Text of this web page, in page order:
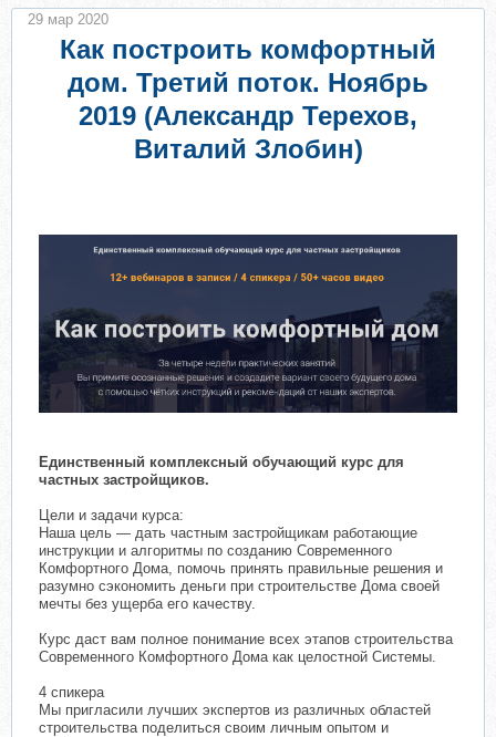
Как построить комфортный
дом. Третий поток. Ноябрь
2019 (Александр Терехов,
Виталий Злобин)
Единственный комплексный обучающий курс для
частных застройщиков.
Цели и задачи курса:
Наша цель — дать частным застройщикам работающие
инструкции и алгоритмы по созданию Современного
Комфортного Дома, помочь принять правильные решения и
разумно сэкономить деньги при строительстве Дома своей
мечты без ущерба его качеству.
Курс даст вам полное понимание всех этапов строительства
Современного Комфортного Дома как целостной Системы.
4 спикера
Мы пригласили лучших экспертов из различных областей
строительства поделиться своим личным опытом и
29 мар 2020